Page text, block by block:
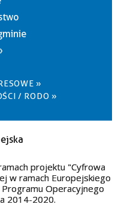
»
/ RODO »
projektu "Cyfrowa
w ramach Europejskiego
Operacyjnego
2014-2020.